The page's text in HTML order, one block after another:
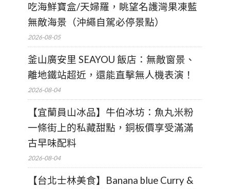
吃海鮮寶盒/天婦羅，眺望名護灣果凍藍
無敵海景（沖繩自駕必停景點）
2026-08-05
釜山廣安里 SEAYOU 飯店：無敵窗景、
離地鐵站超近，還能直擊無人機表演！
2026-08-04
【宜蘭員山冰品】牛伯冰坊：魚丸米粉
一條街上的私藏甜點，銅板價享受滿滿
古早味配料
2026-08-04
【台北士林美食】Banana blue Curry &